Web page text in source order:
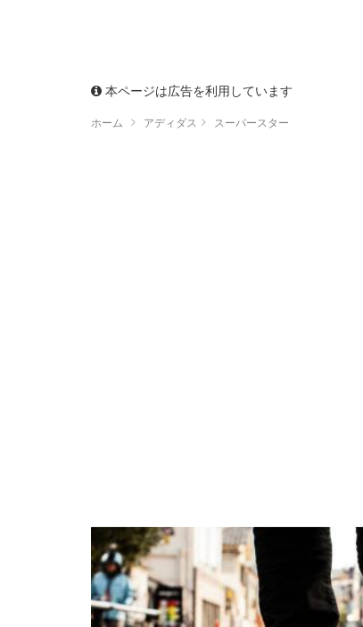
本ページは広告を利用しています
ホーム アディダス スーパースター